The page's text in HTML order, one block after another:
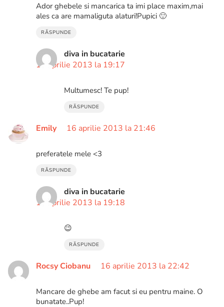
Ador ghebele si mancarica ta imi place maxim,mai
ales ca are mamaliguta alaturi!Pupici 🙂
RĂSPUNDE
diva in bucatarie
18 aprilie 2013 la 19:17
Multumesc! Te pup!
RĂSPUNDE
Emily 16 aprilie 2013 la 21:46
preferatele mele <3
RĂSPUNDE
diva in bucatarie
18 aprilie 2013 la 19:18
😉
RĂSPUNDE
Rocsy Ciobanu 16 aprilie 2013 la 22:42
Mancare de ghebe am facut si eu pentru maine. O
bunatate..Pup!